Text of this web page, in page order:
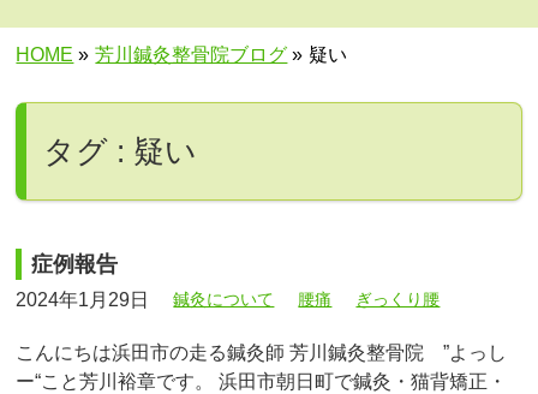
HOME » 芳川鍼灸整骨院ブログ » 疑い
タグ : 疑い
症例報告
2024年1月29日 鍼灸について 腰痛 ぎっくり腰
こんにちは浜田市の走る鍼灸師 芳川鍼灸整骨院 ”よっし
ー“こと芳川裕章です。 浜田市朝日町で鍼灸・猫背矯正・